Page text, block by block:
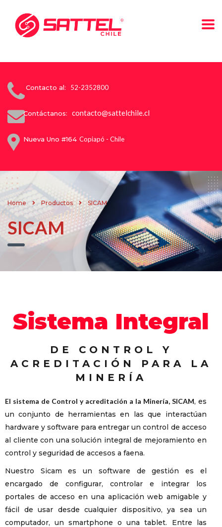
Contacto al: 52-2352800
Contáctanos: contacto@sattelchile.cl
Nueva Uno #164 Copiapó - Chile
Home Productos SICAM
SICAM
Sistema Integral
DE CONTROL Y
ACREDITACIÓN PARA LA
MINERÍA
El sistema de Control y acreditación a la Minería, SICAM, es
un conjunto de herramientas en las que interactúan
hardware y software para entregar un control de acceso
al cliente con una solución integral de mejoramiento en
control y seguridad de accesos a faena.
Nuestro Sicam es un software de gestión es el
encargado de configurar, controlar e integrar los
portales de acceso en una aplicación web amigable y
fácil de usar desde cualquier dispositivo, ya sea un
computador, un smartphone o una tablet. Entre las